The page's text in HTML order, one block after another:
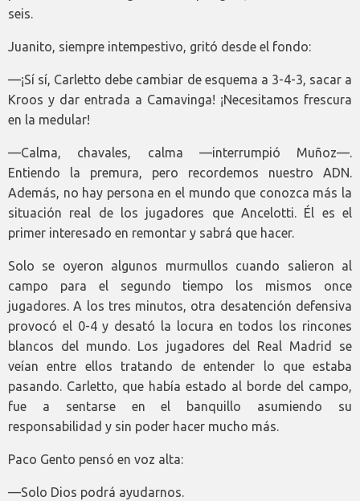
seis.
Juanito, siempre intempestivo, gritó desde el fondo:
—¡Sí sí, Carletto debe cambiar de esquema a 3-4-3, sacar a
Kroos y dar entrada a Camavinga! ¡Necesitamos frescura
en la medular!
—Calma, chavales, calma —interrumpió Muñoz—.
Entiendo la premura, pero recordemos nuestro ADN.
Además, no hay persona en el mundo que conozca más la
situación real de los jugadores que Ancelotti. Él es el
primer interesado en remontar y sabrá que hacer.
Solo se oyeron algunos murmullos cuando salieron al
campo para el segundo tiempo los mismos once
jugadores. A los tres minutos, otra desatención defensiva
provocó el 0-4 y desató la locura en todos los rincones
blancos del mundo. Los jugadores del Real Madrid se
veían entre ellos tratando de entender lo que estaba
pasando. Carletto, que había estado al borde del campo,
fue a sentarse en el banquillo asumiendo su
responsabilidad y sin poder hacer mucho más.
Paco Gento pensó en voz alta:
—Solo Dios podrá ayudarnos.